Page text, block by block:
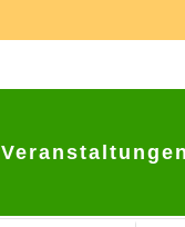
Veranstaltungen